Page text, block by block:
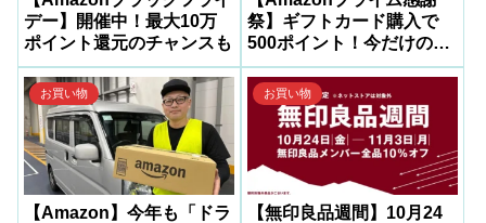
デー】開催中！最大10万
ポイント還元のチャンスも
祭】ギフトカード購入で
500ポイント！今だけの超
お得キャンペーン
お買い物
【Amazon】今年も「ドラ
お買い物
【無印良品週間】10月24